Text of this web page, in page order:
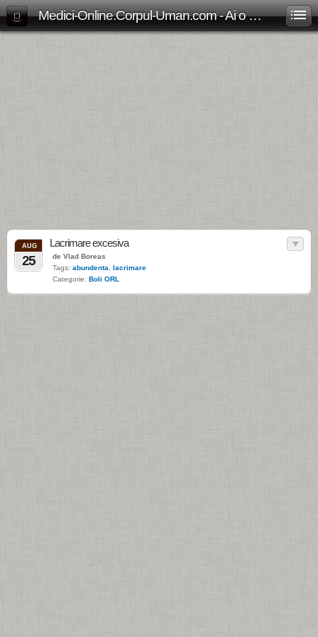
Medici-Online.Corpul-Uman.com - Ai o problema medicala? Aici gasesti, gratuit, raspunsul!
AUG
25
Lacrimare excesiva
de Vlad Boreas
Tags: abundenta
lacrimare
Categorie: Boli ORL